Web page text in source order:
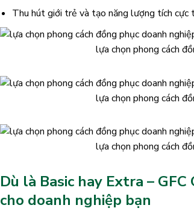
Thu hút giới trẻ và tạo năng lượng tích cực
lựa chọn phong cách
lựa chọn phong cách
lựa chọn phong cách
Dù là Basic hay Extra –
cho doanh nghiệp bạn